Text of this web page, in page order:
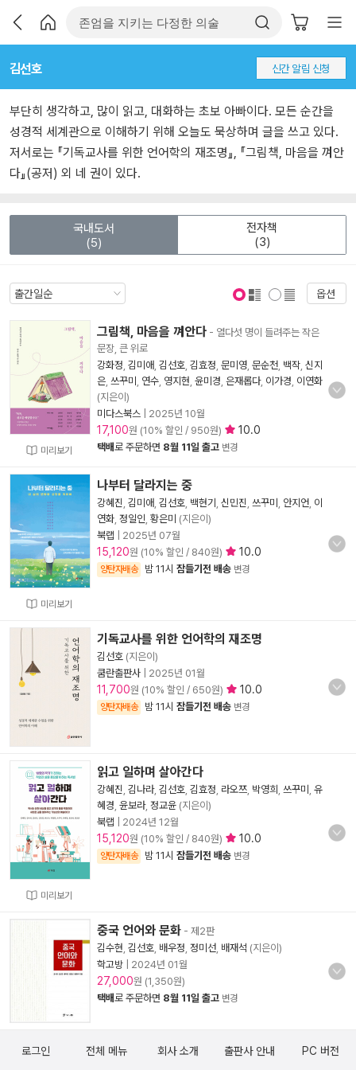
김선호 신간 알림 신청
부단히 생각하고, 많이 읽고, 대화하는 초보 아빠이다. 모든 순간을
성경적 세계관으로 이해하기 위해 오늘도 묵상하며 글을 쓰고 있다.
저서로는 『기독교사를 위한 언어학의 재조명』, 『그림책, 마음을 껴안
다』(공저) 외 네 권이 있다.
국내도서
(5)
전자책
(3)
옵션
미리보기
그림책, 마음을 껴안다 - 열다섯 명이 들려주는 작은
문장, 큰 위로
강화정 김미애 김선호 김효정 문미영 문순천 백작 신지
은 쓰꾸미 연수 영지현 윤미경 은재롭다, 이가경 이연화
(지은이)
미다스북스
2025년 10월
17,100원 (10% 할인 / 950원) 10.0
택배로 주문하면 8월 11일 출고 변경
미리보기
나부터 달라지는 중
강혜진 김미애 김선호 백현기 신민진 쓰꾸미 안지언 이
연화 정일인 황은미 (지은이)
북랩
2025년 07월
15,120원 (10% 할인 / 840원) 10.0
양탄자배송 밤 11시 잠들기전 배송 변경
기독교사를 위한 언어학의 재조명
김선호 (지은이)
쿰란출판사
2025년 01월
11,700원 (10% 할인 / 650원) 10.0
양탄자배송 밤 11시 잠들기전 배송 변경
미리보기
읽고 일하며 살아간다
강혜진 김나라, 김선호 김효정 라오쯔 박영희 쓰꾸미
유
혜경 윤보라, 정교윤 (지은이)
북랩
2024년 12월
15,120원 (10% 할인 / 840원) 10.0
양탄자배송 밤 11시 잠들기전 배송 변경
중국 언어와 문화 - 제2판
김수현 김선호 배우정 정미선 배재석 (지은이)
학고방
2024년 01월
27,000원 (1,350원)
택배로 주문하면 8월 11일 출고 변경
로그인 전체 메뉴 회사 소개 출판사 안내 PC 버전